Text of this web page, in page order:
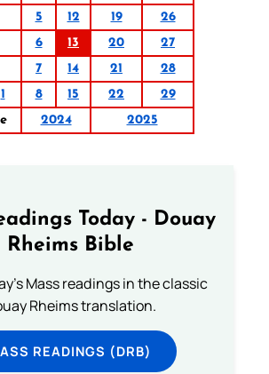
5 12 19
26
6 13 20
27
7 14 21
28
1 8 15 22
29
2024 2025
Today - Douay
Rheims Bible
Mass readings in the classic
Rheims translation.
READINGS (DRB)